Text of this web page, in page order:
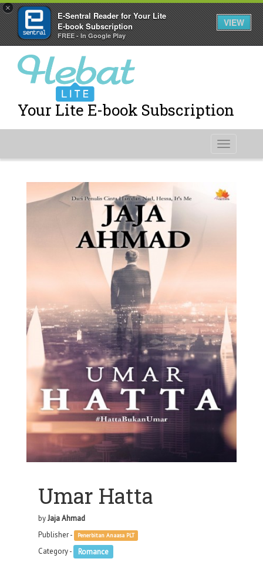
×
E-Sentral Reader for Your Lite
E-book Subscription
FREE - In Google Play
VIEW
Your Lite E-book Subscription
Toggle
Umar Hatta
byJaja Ahmad
Publisher -
Penerbitan Anaasa PLT
Category -
Romance